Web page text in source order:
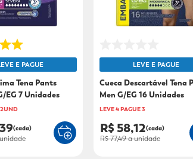
E PAGUE
Tena Pants
EG 7 Unidades
(cada)
LEVE E PAGUE
Cueca Descartável Tena
Men G/EG 16 Unidades
LEVE 4 PAGUE 3
R$ 58,12(cada)
R$ 77,49a unidade